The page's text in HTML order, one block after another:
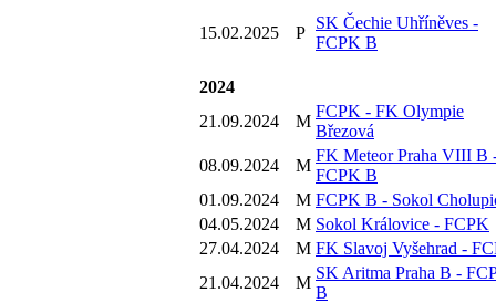
15.02.2025 P
SK Čechie Uhříněves -
FCPK B
2024
21.09.2024
M
FCPK - FK Olympie
Březová
08.09.2024
M
FK Meteor Praha VIII B
FCPK B
01.09.2024
M FCPK B - Sokol
04.05.2024
M Sokol Královice - FCPK
27.04.2024
M FK Slavoj Vyšehrad -
21.04.2024
M
SK Aritma Praha B -
B